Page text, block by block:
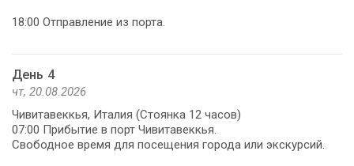
18:00 Отправление из порта.
День 4
чт, 20.08.2026
Чивитавеккья, Италия (Стоянка 12 часов)
07:00 Прибытие в порт Чивитавеккья.
Свободное время для посещения города или экскурсий.